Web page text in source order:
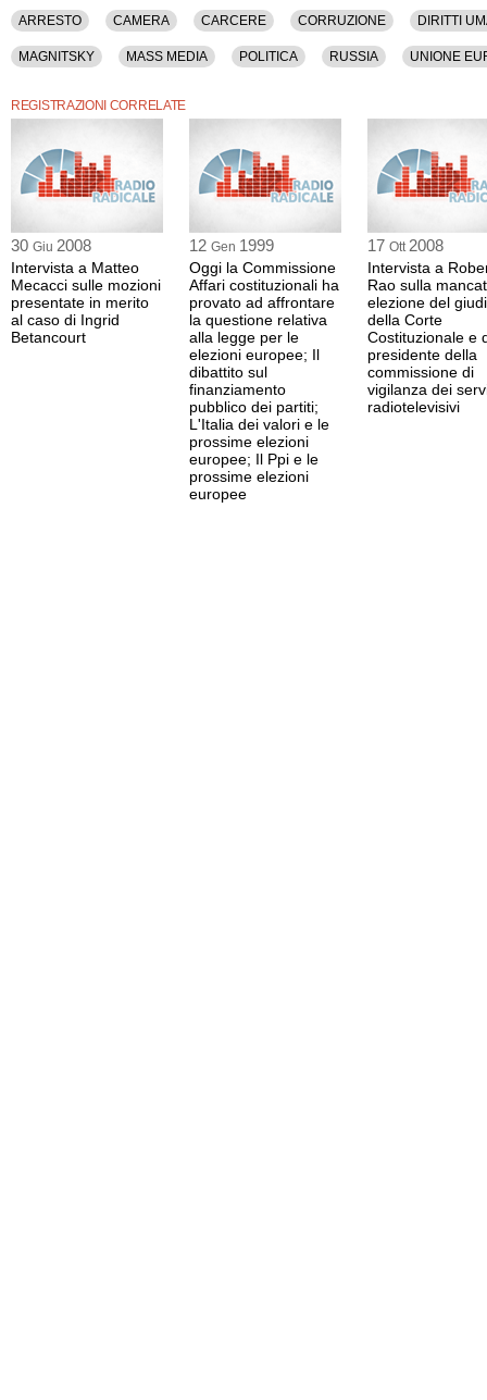
ARRESTO
CAMERA CARCERE CORRUZIONE DIRITTI
MAGNITSKY MASS MEDIA POLITICA RUSSIA UNIONE
REGISTRAZIONI CORRELATE
30 Giu 2008
Intervista a Matteo
Mecacci sulle mozioni
presentate in merito
al caso di Ingrid
Betancourt
12 Gen 1999
Oggi la Commissione
Affari costituzionali ha
provato ad affrontare
la questione relativa
alla legge per le
elezioni europee; Il
dibattito sul
finanziamento
pubblico dei partiti;
L'Italia dei valori e le
prossime elezioni
europee; Il Ppi e le
prossime elezioni
europee
17 Ott 2008
Intervista a
Rao sulla
elezione del
della Corte
Costituzionale e
presidente della
commissione di
vigilanza dei
radiotelevisivi